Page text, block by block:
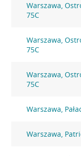
Warszawa,
75C
Warszawa,
75C
Warszawa,
75C
Warszawa,
Warszawa,